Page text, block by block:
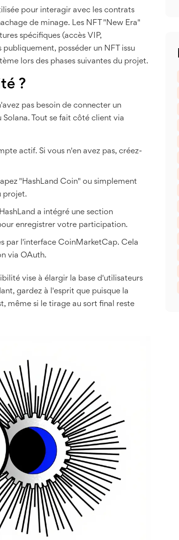
pour interagir avec les contrats
de minage. Les NFT "New Era"
spécifiques (accès VIP,
posséder un NFT issu
lors des phases suivantes du projet.
?
pas besoin de connecter un
Tout se fait côté client via
actif. Si vous n'en avez pas, créez-
"HashLand Coin" ou simplement
projet.
a intégré une section
enregistrer votre participation.
par l'interface CoinMarketCap. Cela
via OAuth.
vise à élargir la base d'utilisateurs
gardez à l'esprit que puisque la
même si le tirage au sort final reste